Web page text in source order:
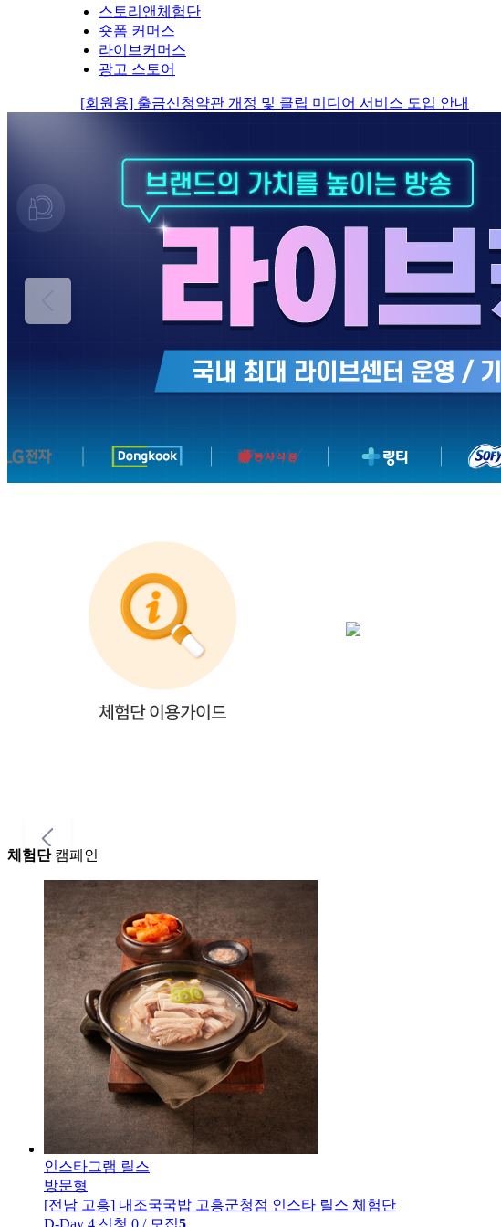
스토리앤체험단
숏폼 커머스
라이브커머스
광고 스토어
[회원용] 출금신청약관 개정 및 클립 미디어 서비스 도입 안내
체험단캠페인
인스타그램 릴스
방문형
[전남 고흥] 내조국국밥 고흥군청점 인스타 릴스 체험단
D-Day 4 신청 0 / 모집5